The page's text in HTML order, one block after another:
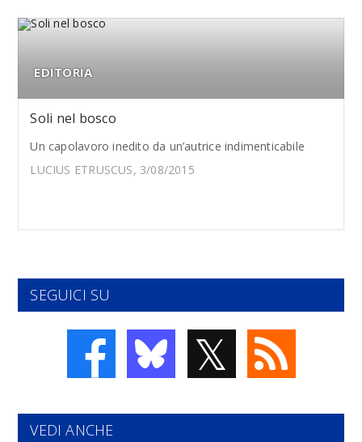
EDITORIA
Soli nel bosco
Un capolavoro inedito da un’autrice indimenticabile
LUCIUS ETRUSCUS, 3/08/2015
SEGUICI SU
𝕏
VEDI ANCHE